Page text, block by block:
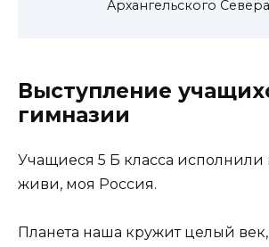
Архангельского Севера
Выступление
гимназии
Учащиеся 5 Б класса исполнили
живи, моя Россия.
Планета наша кружит целый век,